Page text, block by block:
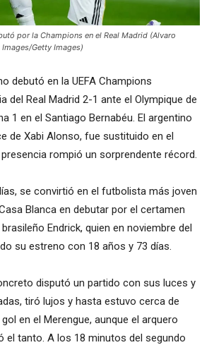
por la Champions en el Real Madrid (Alvaro
Getty Images)
debutó en la UEFA Champions
del Real Madrid 2-1 ante el Olympique de
1 en el Santiago Bernabéu. El argentino
de Xabi Alonso, fue sustituido en el
rompió un sorprendente récord.
se convirtió en el futbolista más joven
Blanca en debutar por el certamen
Endrick, quien en noviembre del
su estreno con 18 años y 73 días.
disputó un partido con sus luces y
tiró lujos y hasta estuvo cerca de
en el Merengue, aunque el arquero
el tanto. A los 18 minutos del segundo